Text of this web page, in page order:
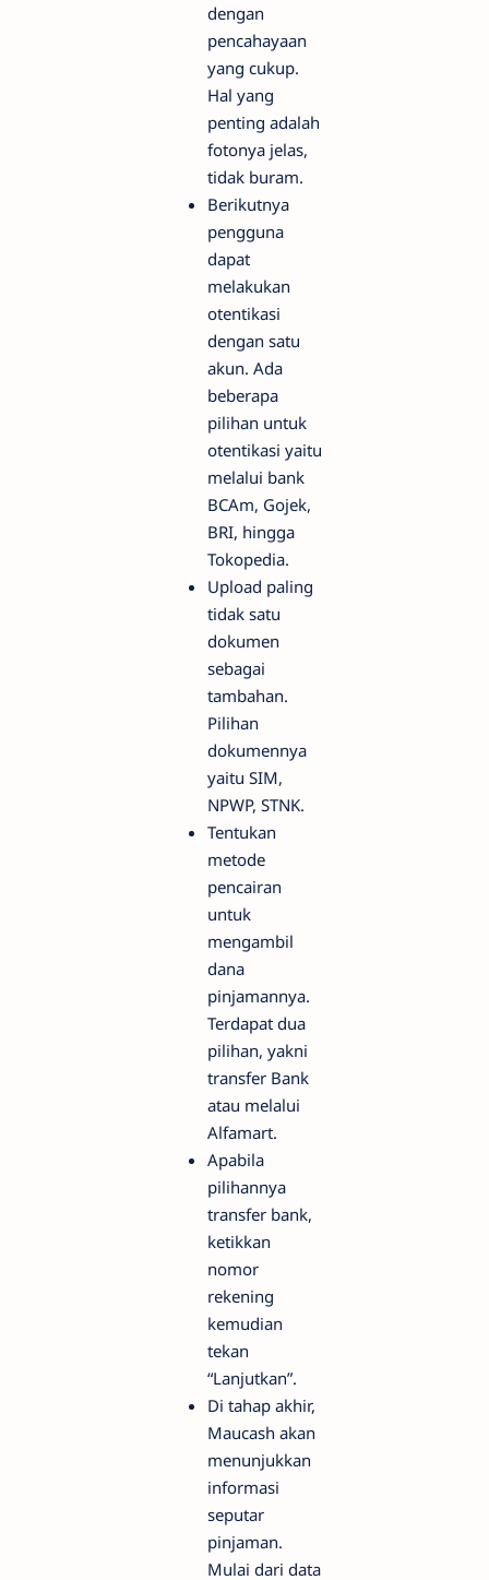
dengan
pencahayaan
yang cukup.
Hal yang
penting adalah
fotonya jelas,
tidak buram.
Berikutnya
pengguna
dapat
melakukan
otentikasi
dengan satu
akun. Ada
beberapa
pilihan untuk
otentikasi yaitu
melalui bank
BCAm, Gojek,
BRI, hingga
Tokopedia.
Upload paling
tidak satu
dokumen
sebagai
tambahan.
Pilihan
dokumennya
yaitu SIM,
NPWP, STNK.
Tentukan
metode
pencairan
untuk
mengambil
dana
pinjamannya.
Terdapat dua
pilihan, yakni
transfer Bank
atau melalui
Alfamart.
Apabila
pilihannya
transfer bank,
ketikkan
nomor
rekening
kemudian
tekan
“Lanjutkan”.
Di tahap akhir,
Maucash akan
menunjukkan
informasi
seputar
pinjaman.
Mulai dari data